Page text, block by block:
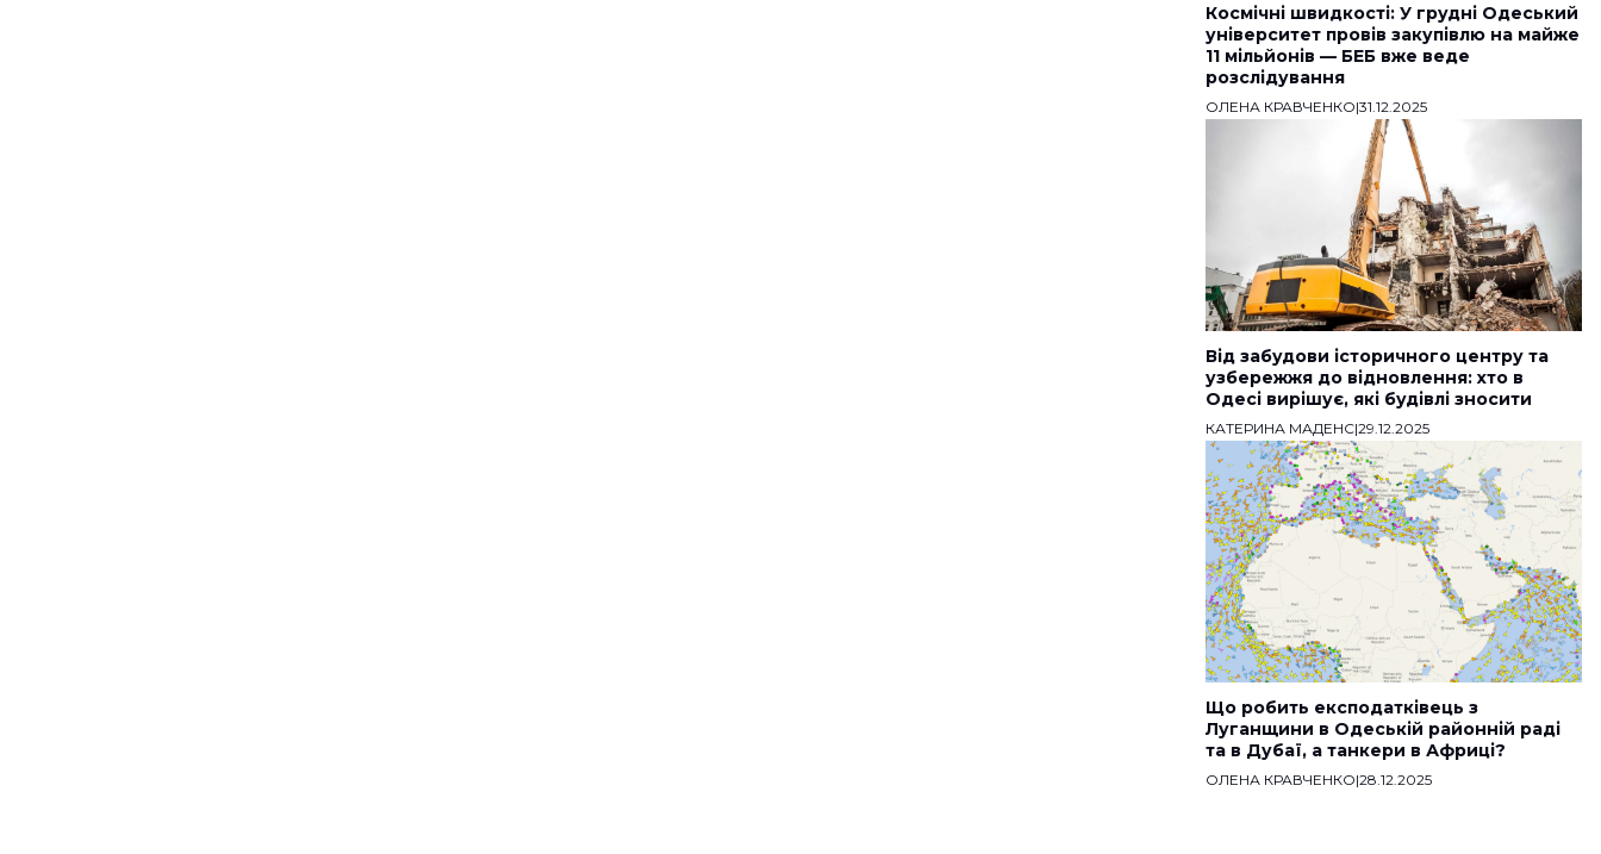
Космічні швидкості: У грудні Одеський
університет провів закупівлю на майже
11 мільйонів — БЕБ вже веде
розслідування
ОЛЕНА КРАВЧЕНКО|31.12.2025
Від забудови історичного центру та
узбережжя до відновлення: хто в
Одесі вирішує, які будівлі зносити
КАТЕРИНА МАДЕНС|29.12.2025
Що робить експодатківець з
Луганщини в Одеській районній раді
та в Дубаї, а танкери в Африці?
ОЛЕНА КРАВЧЕНКО|28.12.2025